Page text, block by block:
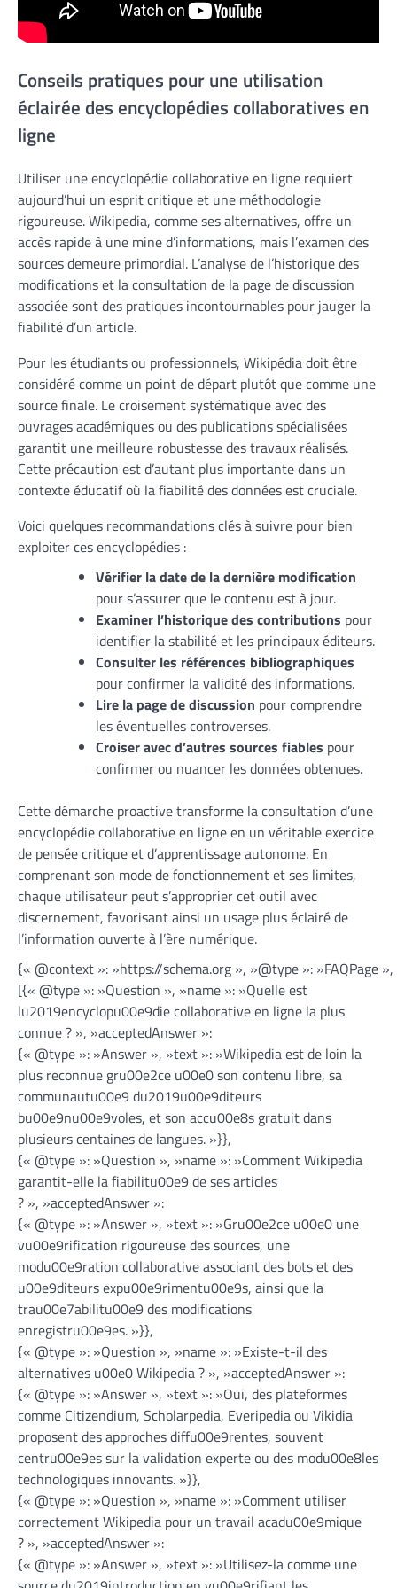
Conseils pratiques pour une utilisation
éclairée des encyclopédies collaboratives en
ligne
Utiliser une encyclopédie collaborative en ligne requiert
aujourd’hui un esprit critique et une méthodologie
rigoureuse. Wikipedia, comme ses alternatives, offre un
accès rapide à une mine d’informations, mais l’examen des
sources demeure primordial. L’analyse de l’historique des
modifications et la consultation de la page de discussion
associée sont des pratiques incontournables pour jauger la
fiabilité d’un article.
Pour les étudiants ou professionnels, Wikipédia doit être
considéré comme un point de départ plutôt que comme une
source finale. Le croisement systématique avec des
ouvrages académiques ou des publications spécialisées
garantit une meilleure robustesse des travaux réalisés.
Cette précaution est d’autant plus importante dans un
contexte éducatif où la fiabilité des données est cruciale.
Voici quelques recommandations clés à suivre pour bien
exploiter ces encyclopédies :
Vérifier la date de la dernière modification
pour s’assurer que le contenu est à jour.
Examiner l’historique des contributions pour
identifier la stabilité et les principaux éditeurs.
Consulter les références bibliographiques
pour confirmer la validité des informations.
Lire la page de discussion pour comprendre
les éventuelles controverses.
Croiser avec d’autres sources fiables pour
confirmer ou nuancer les données obtenues.
Cette démarche proactive transforme la consultation d’une
encyclopédie collaborative en ligne en un véritable exercice
de pensée critique et d’apprentissage autonome. En
comprenant son mode de fonctionnement et ses limites,
chaque utilisateur peut s’approprier cet outil avec
discernement, favorisant ainsi un usage plus éclairé de
l’information ouverte à l’ère numérique.
{« @context »: »https://schema.org », »@type »: »FAQPage
[{« @type »: »Question », »name »: »Quelle est
lu2019encyclopu00e9die collaborative en ligne la plus
connue ? », »acceptedAnswer »:
{« @type »: »Answer », »text »: »Wikipedia est de loin la
plus reconnue gru00e2ce u00e0 son contenu libre, sa
communautu00e9 du2019u00e9diteurs
bu00e9nu00e9voles, et son accu00e8s gratuit dans
plusieurs centaines de langues. »}},
{« @type »: »Question », »name »: »Comment Wikipedia
garantit-elle la fiabilitu00e9 de ses articles
? », »acceptedAnswer »:
{« @type »: »Answer », »text »: »Gru00e2ce u00e0 une
vu00e9rification rigoureuse des sources, une
modu00e9ration collaborative associant des bots et des
u00e9diteurs expu00e9rimentu00e9s, ainsi que la
trau00e7abilitu00e9 des modifications
enregistru00e9es. »}},
{« @type »: »Question », »name »: »Existe-t-il des
alternatives u00e0 Wikipedia ? », »acceptedAnswer »:
{« @type »: »Answer », »text »: »Oui, des plateformes
comme Citizendium, Scholarpedia, Everipedia ou Vikidia
proposent des approches diffu00e9rentes, souvent
centru00e9es sur la validation experte ou des modu00e8les
technologiques innovants. »}},
{« @type »: »Question », »name »: »Comment utiliser
correctement Wikipedia pour un travail acadu00e9mique
? », »acceptedAnswer »:
{« @type »: »Answer », »text »: »Utilisez-la comme une